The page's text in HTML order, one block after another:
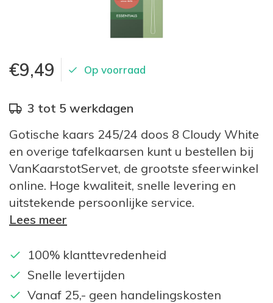
€9,49 Op voorraad
3 tot 5 werkdagen
Gotische kaars 245/24 doos 8 Cloudy White
en overige tafelkaarsen kunt u bestellen bij
VanKaarstotServet, de grootste sfeerwinkel
online. Hoge kwaliteit, snelle levering en
uitstekende persoonlijke service.
Lees meer
100% klanttevredenheid
Snelle levertijden
Vanaf 25,- geen handelingskosten